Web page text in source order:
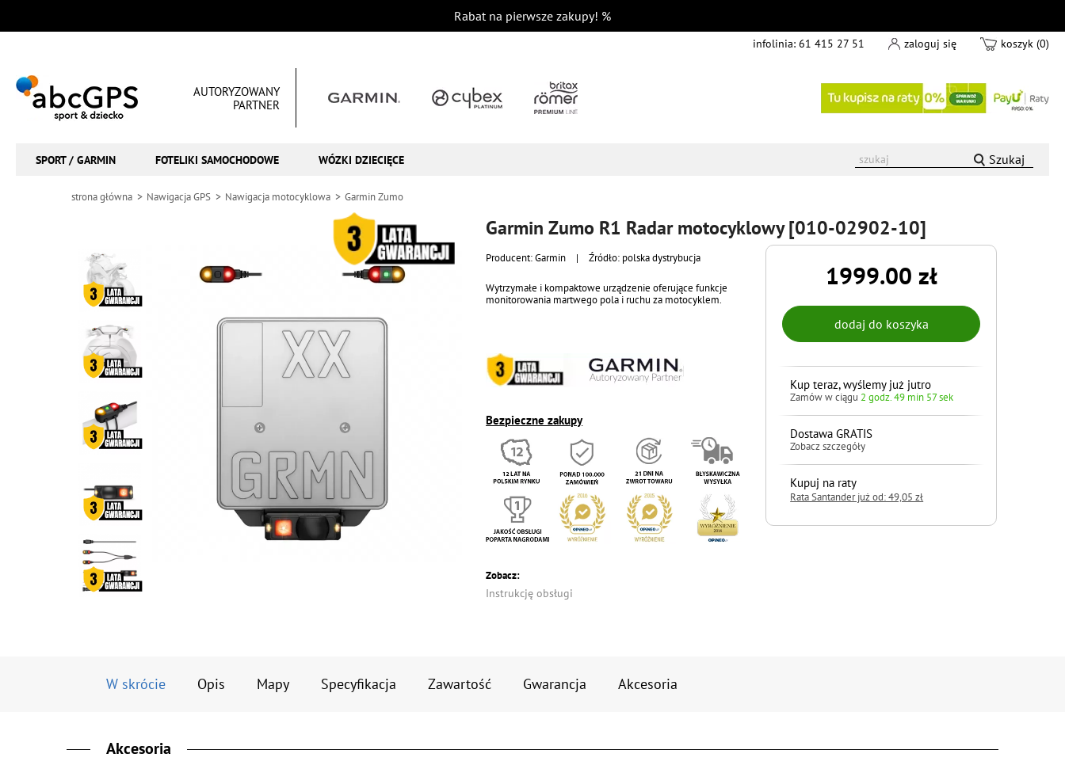
Rabat na pierwsze zakupy! %
infolinia: 61 415 27 51 zaloguj się koszyk (0)
AUTORYZOWANY
PARTNER
SPORT / GARMIN FOTELIKI SAMOCHODOWE WÓZKI DZIECIĘCE Szukaj
strona główna Nawigacja GPS Nawigacja motocyklowa Garmin Zumo
Garmin Zumo R1 Radar motocyklowy [010-02902-10]
Producent:Garmin | Źródło: polska dystrybucja
Wytrzymałe i kompaktowe urządzenie oferujące funkcje
monitorowania martwego pola i ruchu za motocyklem.
Bezpieczne zakupy
Zobacz:
Instrukcję obsługi
1999.00 zł
Kup teraz, wyślemy już jutro
Zamów w ciągu 2 godz. 49 min 56 sek
Dostawa GRATIS
Zobacz szczegóły
Kupuj na raty
Rata Santander już od: 49,05 zł
W skrócie Opis Mapy Specyfikacja Zawartość Gwarancja Akcesoria
Akcesoria